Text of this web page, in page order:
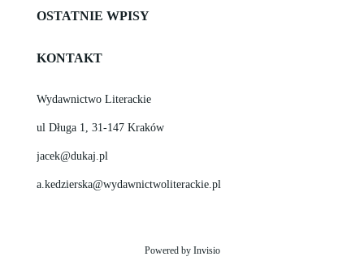
OSTATNIE WPISY
KONTAKT
Wydawnictwo Literackie
ul Długa 1, 31-147 Kraków
jacek@dukaj.pl
a.kedzierska@wydawnictwoliterackie.pl
Powered by Invisio